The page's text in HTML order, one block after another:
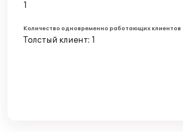
1
Количество одновременно работающих клиентов
Толстый клиент: 1